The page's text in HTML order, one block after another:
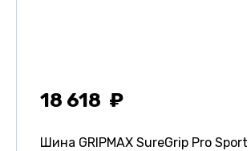
18 618
Шина GRIPMAX SureGrip Pro Sport